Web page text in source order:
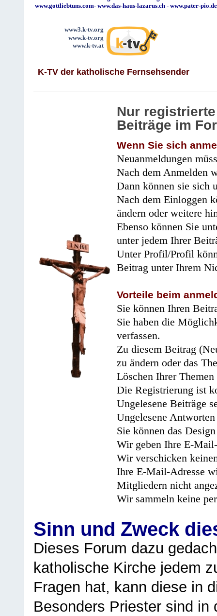
www.gottliebtuns.com- www.das-haus-lazarus.ch - www.pater-pio.de
www3.k-tv.org
www.k-tv.org
www.k-tv.at
K-TV der katholische Fernsehsender
Nur
Beiträge im
Wenn Sie sich
Neuanmeldungen
Nach dem Anmelden
Dann können sie sich
Nach dem Einloggen
ändern oder weitere
Ebenso können Sie
unter jedem Ihrer
Unter Profil/Profil
Beitrag unter Ihrem
Vorteile beim
Sie können Ihren
Sie haben die
verfassen.
Zu diesem Beitrag
zu ändern oder das
Löschen Ihrer
Die Registrierung ist
Ungelesene Beiträge
Ungelesene
Sie können das
Wir geben Ihre E-
Wir verschicken
Ihre E-Mail-Adresse
Mitgliedern nicht
Wir sammeln keine
Sinn und Zweck
Dieses Forum dazu
katholische Kirche jedem
Fragen hat, kann diese in
Besonders Priester sind in